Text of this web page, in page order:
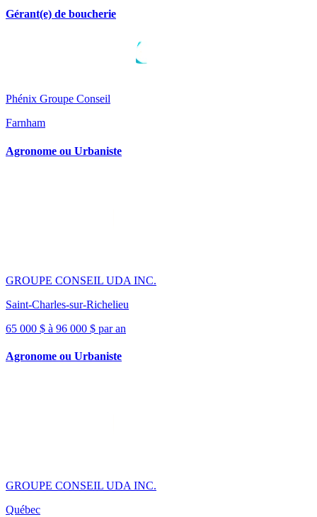
Gérant(e) de boucherie
Phénix Groupe Conseil
Farnham
Agronome ou Urbaniste
GROUPE CONSEIL UDA INC.
Saint-Charles-sur-Richelieu
65 000 $ à 96 000 $ par an
Agronome ou Urbaniste
GROUPE CONSEIL UDA INC.
Québec